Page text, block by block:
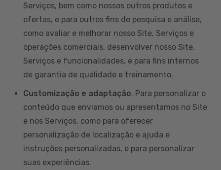
Serviços, bem como nossos outros produtos e
ofertas, e para outros fins de pesquisa e análise,
como avaliar e melhorar nosso Site, Serviços e
operações comerciais, desenvolver nosso Site,
Serviços e funcionalidades, e para fins internos
de garantia de qualidade e treinamento.
Customização e adaptação. Para personalizar o
conteúdo que enviamos ou apresentamos no Site
e nos Serviços, como para oferecer
personalização de localização e ajuda e
instruções personalizadas, e para personalizar
suas experiências.